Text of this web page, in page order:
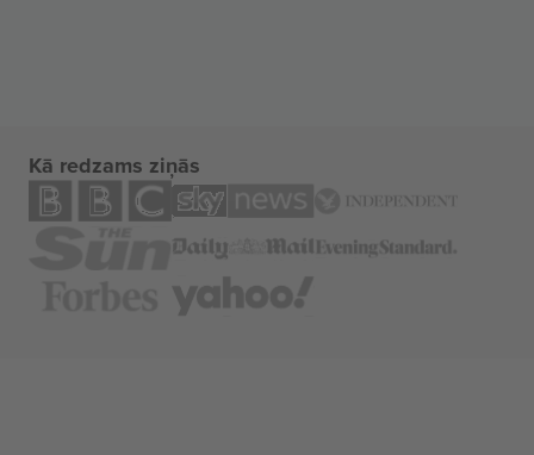
Kā redzams ziņās